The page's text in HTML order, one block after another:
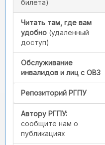
билета)
Читать там, где вам
удобно (удаленный
доступ)
Обслуживание
инвалидов и лиц с ОВЗ
Репозиторий РГПУ
Автору РГПУ:
сообщите нам о
публикациях